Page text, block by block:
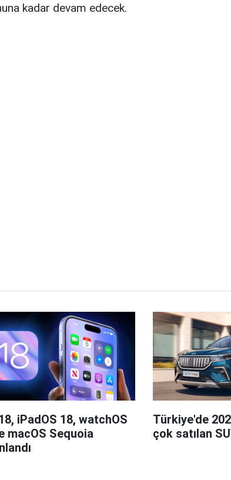
kadar devam edecek.
iPadOS 18, watchOS
macOS Sequoia
Türkiye'de
çok satılan